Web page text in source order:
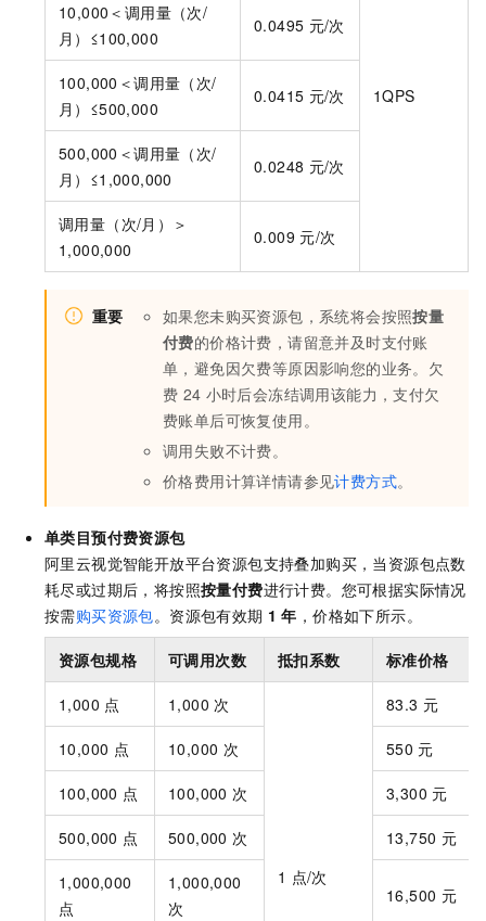
1QPS
10,000＜调用量（次/
月）≤100,000
0.0495 元/次
100,000＜调用量（次/
月）≤500,000
0.0415 元/次
500,000＜调用量（次/
月）≤1,000,000
0.0248 元/次
调用量（次/月）＞
1,000,000
0.009 元/次
重要 如果您未购买资源包，系统将会按照按量
付费的价格计费，请留意并及时支付账
单，避免因欠费等原因影响您的业务。欠
费 24 小时后会冻结调用该能力，支付欠
费账单后可恢复使用。
调用失败不计费。
价格费用计算详情请参见计费方式。
单类目预付费资源包
阿里云视觉智能开放平台资源包支持叠加购买，当资源包点数
耗尽或过期后，将按照按量付费进行计费。您可根据实际情况
按需购买资源包。资源包有效期 1 年 ，价格如下所示。
资源包规格 可调用次数 抵扣系数 标准价格
1,000 点 1,000 次
1 点/次
83.3 元
10,000 点 10,000 次 550 元
100,000 点 100,000 次 3,300 元
500,000 点 500,000 次 13,750 元
1,000,000
点
1,000,000
次
16,500 元